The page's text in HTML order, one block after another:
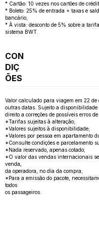
* Cartão: 10 vezes nos cartões de
* Boleto: 25% de entrada + taxas e
bancário;
* À vista: desconto de 5% sobre a
sistema BWT.
CON
DIÇ
ÕES
Valor calculado para viagem em 22
outras datas. Sujeito a disponibilidade
direito a correções de possíveis erros de
*Tarifas sujeitas à alteração;
*Valores sujeitos à disponibilidade;
*Valores por pessoa em apartamento
*Consulte condições e parcelamento
*Nada reservado, apenas cotado;
*O valor das vendas internacionais
venda,
da operadora, no dia da compra;
*Para a emissão do pacote,
todos
os passageiros.